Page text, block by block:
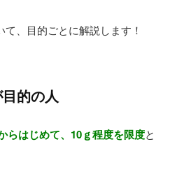
、目的ごとに解説します！
的の人
らはじめて、10ｇ程度を限度と